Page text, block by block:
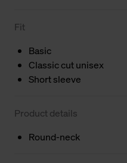
Fit
Basic
Classic cut unisex
Short sleeve
Product details
Round-neck